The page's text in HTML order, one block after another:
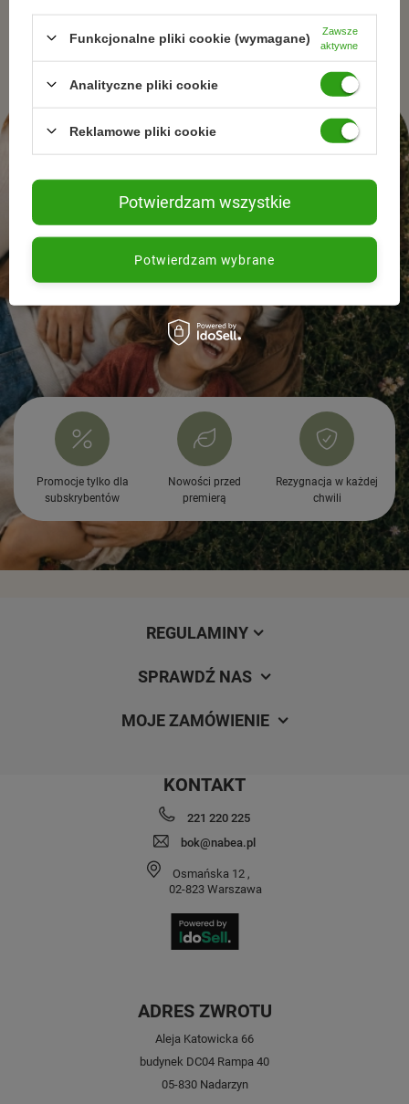
naturalnej pielęgnacjii zdrowego stylu życia.
Promocje tylko dla
subskrybentów
Nowości przed
premierą
Rezygnacja w każdej
chwili
REGULAMINY
SPRAWDŹ NAS
MOJE ZAMÓWIENIE
KONTAKT
221 220 225
bok@nabea.pl
Osmańska 12 ,
02-823 Warszawa
ADRES ZWROTU
Aleja Katowicka 66
budynek DC04 Rampa 40
05-830 Nadarzyn
Funkcjonalne pliki cookie (wymagane)
Zawsze
aktywne
Analityczne pliki cookie
Reklamowe pliki cookie
Potwierdzam wybrane
Potwierdzam wszystkie